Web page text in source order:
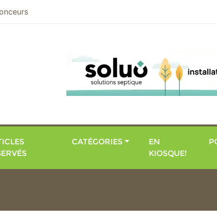
CATÉGORIES
EN
KIOSQUE!